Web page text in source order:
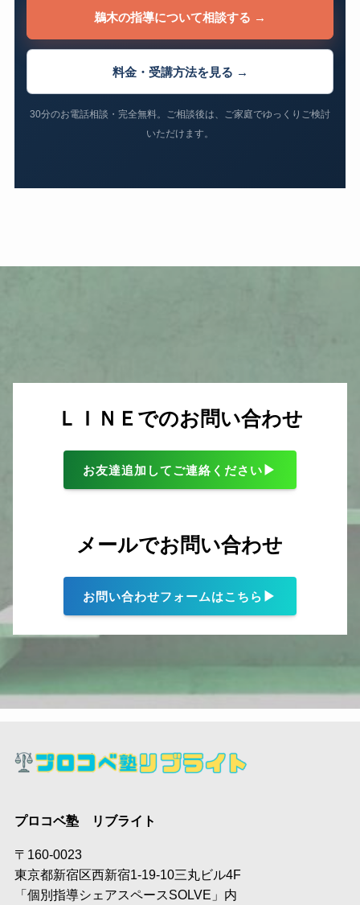
鵜木の指導について相談する →
料金・受講方法を見る →
30分のお電話相談・完全無料。ご相談後は、ご家庭でゆっくりご検討
いただけます。
ＬＩＮＥでのお問い合わせ
お友達追加してご連絡ください ▶
メールでお問い合わせ
お問い合わせフォームはこちら ▶
プロコベ塾 リブライト
〒160-0023
東京都新宿区西新宿1-19-10三丸ビル4F
「個別指導シェアスペースSOLVE」内